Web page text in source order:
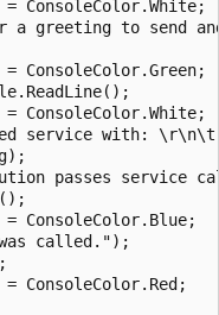
ConsoleColor.White;
a greeting to send
ConsoleColor.Green;
ConsoleColor.White;
service with:
passes service
ConsoleColor.Blue;
called.");
ConsoleColor.Red;